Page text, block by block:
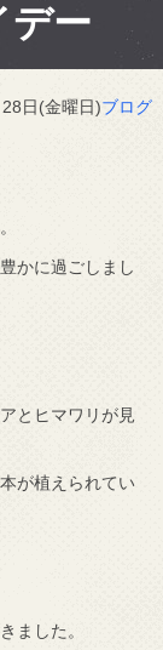
デー
日(金曜日)ブログ
かに過ごしまし
とヒマワリが見
が植えられてい
ました。